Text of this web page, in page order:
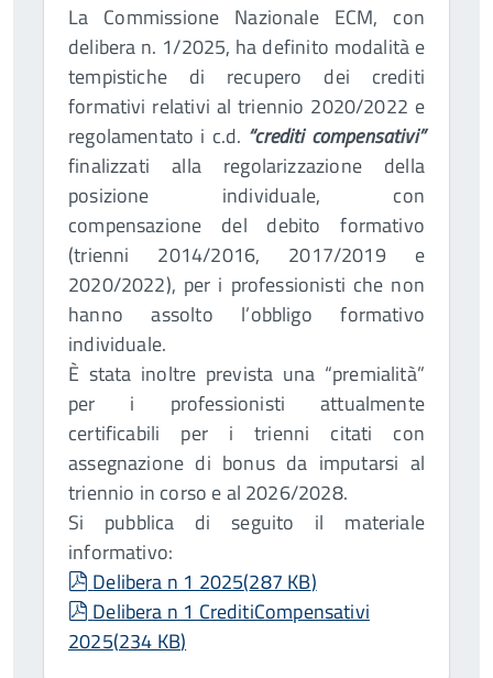
La Commissione Nazionale ECM, con
delibera n. 1/2025, ha definito modalità e
tempistiche di recupero dei crediti
formativi relativi al triennio 2020/2022 e
regolamentato i c.d. “crediti compensativi”
finalizzati alla regolarizzazione della
posizione individuale, con
compensazione del debito formativo
(trienni 2014/2016, 2017/2019 e
2020/2022), per i professionisti che non
hanno assolto l’obbligo formativo
individuale.
È stata inoltre prevista una “premialità”
per i professionisti attualmente
certificabili per i trienni citati con
assegnazione di bonus da imputarsi al
triennio in corso e al 2026/2028.
Si pubblica di seguito il materiale
informativo:
pdf
Delibera n 1 2025(287 KB)
pdf
Delibera n 1 CreditiCompensativi
2025(234 KB)